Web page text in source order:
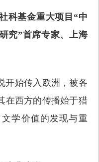
科基金重大项目“中
究”首席专家、上海
开始传入欧洲，被各
在西方的传播始于猎
学价值的发现与重